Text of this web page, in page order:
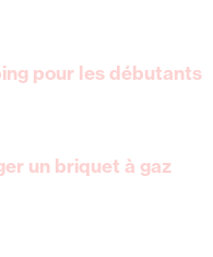
pour les débutants
un briquet à gaz